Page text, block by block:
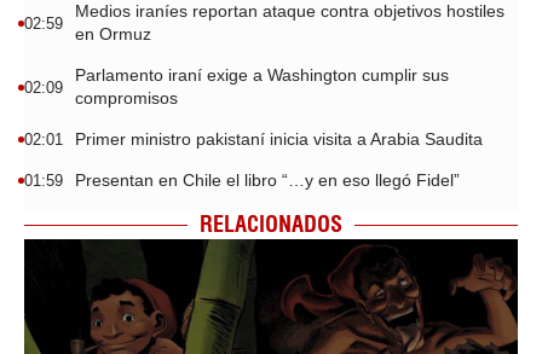
02:59
Medios iraníes reportan ataque contra objetivos hostiles
en Ormuz
02:09
Parlamento iraní exige a Washington cumplir sus
compromisos
02:01 Primer ministro pakistaní inicia visita a Arabia Saudita
01:59 Presentan en Chile el libro “…y en eso llegó Fidel”
RELACIONADOS